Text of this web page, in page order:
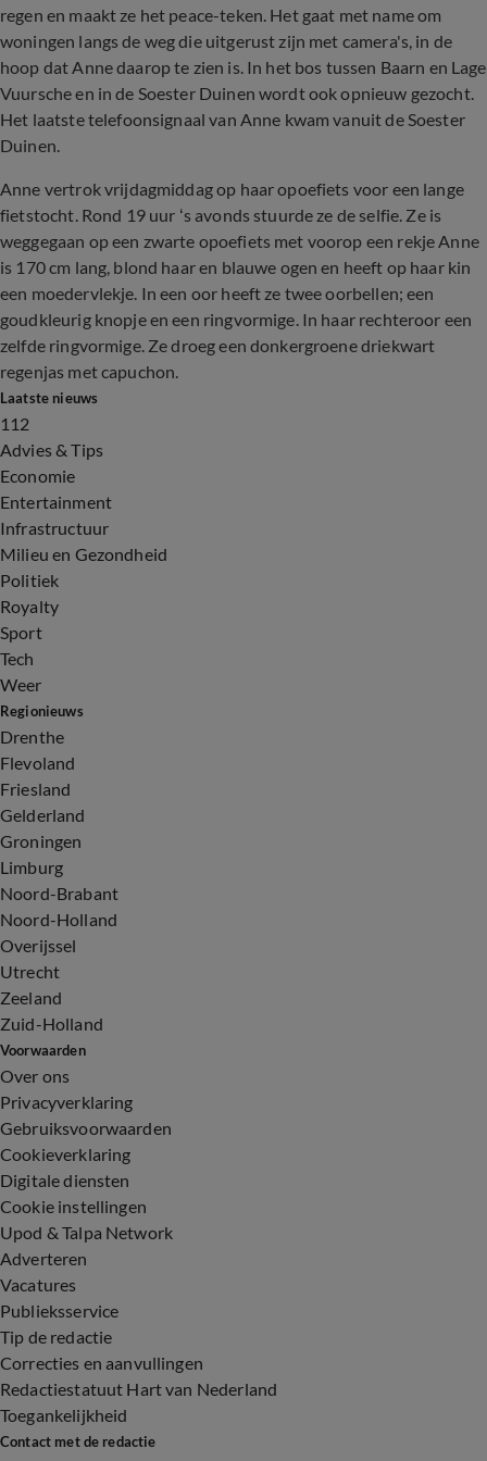
regen en maakt ze het peace-teken. Het gaat met name om
woningen langs de weg die uitgerust zijn met camera's, in de
hoop dat Anne daarop te zien is. In het bos tussen Baarn en Lage
Vuursche en in de Soester Duinen wordt ook opnieuw gezocht.
Het laatste telefoonsignaal van Anne kwam vanuit de Soester
Duinen.
Anne vertrok vrijdagmiddag op haar opoefiets voor een lange
fietstocht. Rond 19 uur ‘s avonds stuurde ze de selfie. Ze is
weggegaan op een zwarte opoefiets met voorop een rekje Anne
is 170 cm lang, blond haar en blauwe ogen en heeft op haar kin
een moedervlekje. In een oor heeft ze twee oorbellen; een
goudkleurig knopje en een ringvormige. In haar rechteroor een
zelfde ringvormige. Ze droeg een donkergroene driekwart
regenjas met capuchon.
Laatste nieuws
112
Advies & Tips
Economie
Entertainment
Infrastructuur
Milieu en Gezondheid
Politiek
Royalty
Sport
Tech
Weer
Regionieuws
Drenthe
Flevoland
Friesland
Gelderland
Groningen
Limburg
Noord-Brabant
Noord-Holland
Overijssel
Utrecht
Zeeland
Zuid-Holland
Voorwaarden
Over ons
Privacyverklaring
Gebruiksvoorwaarden
Cookieverklaring
Digitale diensten
Cookie instellingen
Upod & Talpa Network
Adverteren
Vacatures
Publieksservice
Tip de redactie
Correcties en aanvullingen
Redactiestatuut Hart van Nederland
Toegankelijkheid
Contact met de redactie